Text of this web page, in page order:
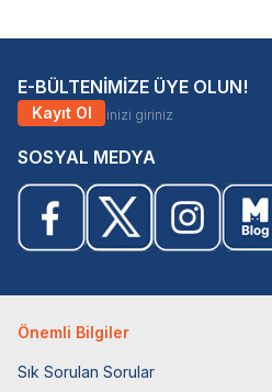
E-BÜLTENİMİZE ÜYE OLUN!
Kayıt Ol
SOSYAL MEDYA
Önemli Bilgiler
Sık Sorulan Sorular